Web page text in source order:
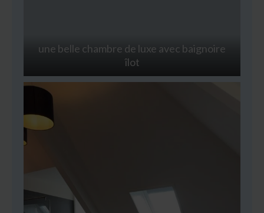
une belle chambre de luxe avec baignoire
îlot